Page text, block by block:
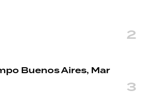
Buenos Aires, Mar